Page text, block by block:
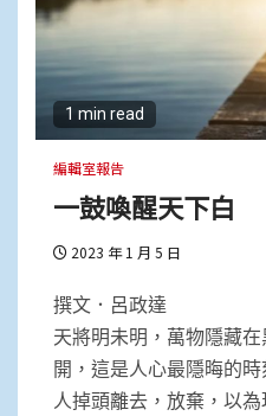
1 min read
編輯室報告
一鼓喚醒天下白
2023 年 1 月 5 日
撰文．呂政達
天將明未明，萬物隱藏
開，這是人心最隱晦的
人掉頭離去，放棄，以